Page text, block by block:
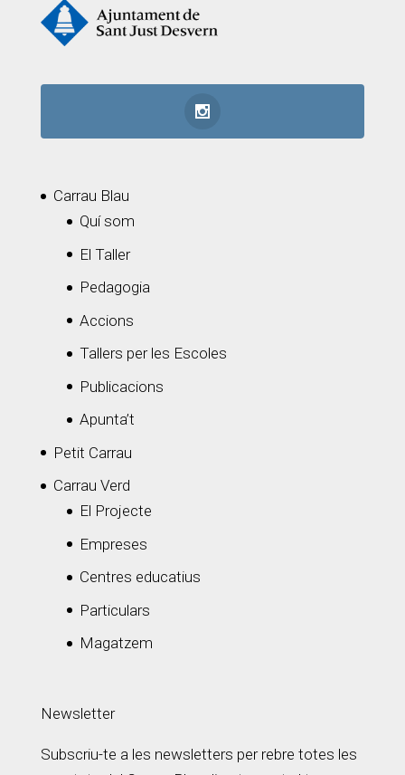
Carrau Blau
Quí som
El Taller
Pedagogia
Accions
Tallers per les Escoles
Publicacions
Apunta’t
Petit Carrau
Carrau Verd
El Projecte
Empreses
Centres educatius
Particulars
Magatzem
Newsletter
Subscriu-te a les newsletters per rebre totes les